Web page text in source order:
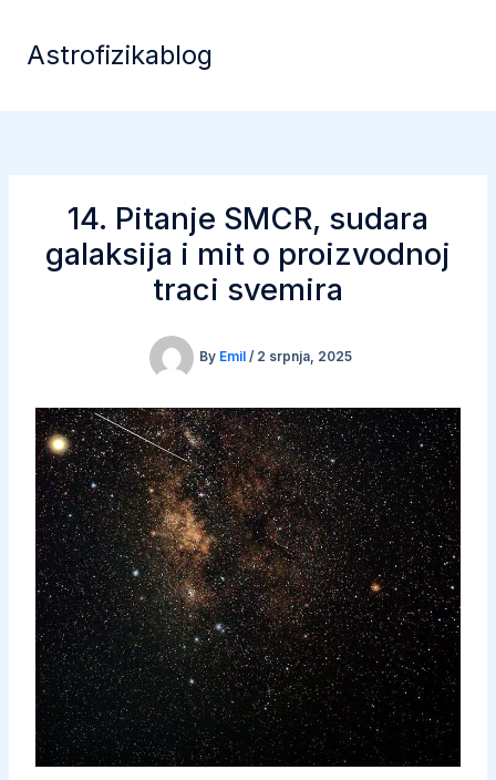
contentAstrofizikablog
14. Pitanje SMCR, sudara
galaksija i mit o proizvodnoj
traci svemira
By Emil / 2 srpnja, 2025